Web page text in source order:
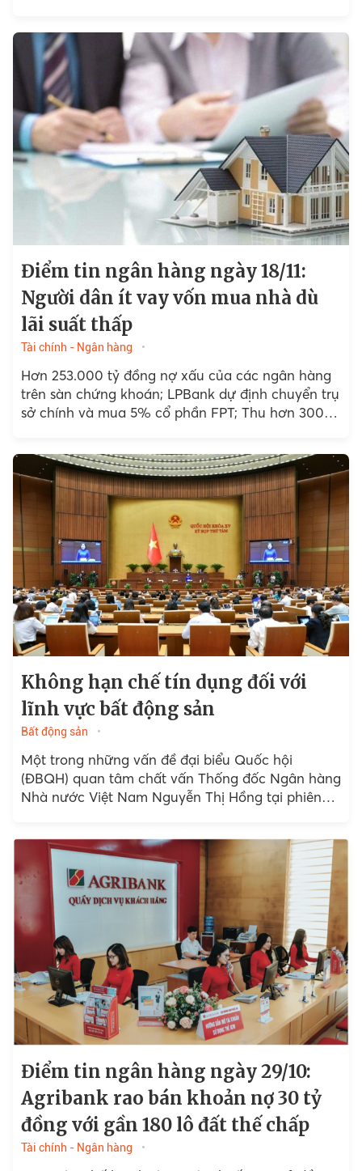
Điểm tin ngân hàng ngày 18/11:
Người dân ít vay vốn mua nhà dù
lãi suất thấp
Tài chính - Ngân hàng
Hơn 253.000 tỷ đồng nợ xấu của các ngân hàng
trên sàn chứng khoán; LPBank dự định chuyển trụ
sở chính và mua 5% cổ phần FPT; Thu hơn 300 tỷ
Không hạn chế tín dụng đối với
lĩnh vực bất động sản
Bất động sản
Một trong những vấn đề đại biểu Quốc hội
(ĐBQH) quan tâm chất vấn Thống đốc Ngân hàng
Nhà nước Việt Nam Nguyễn Thị Hồng tại phiên
Điểm tin ngân hàng ngày 29/10:
Agribank rao bán khoản nợ 30 tỷ
đồng với gần 180 lô đất thế chấp
Tài chính - Ngân hàng